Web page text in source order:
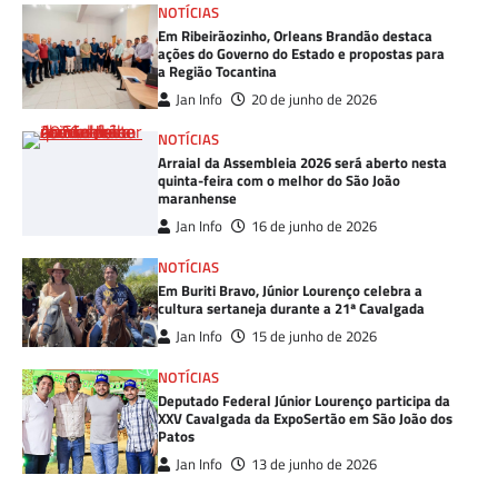
NOTÍCIAS
Em Ribeirãozinho, Orleans Brandão destaca
ações do Governo do Estado e propostas para
a Região Tocantina
Jan Info
20 de junho de 2026
NOTÍCIAS
Arraial da Assembleia 2026 será aberto nesta
quinta-feira com o melhor do São João
maranhense
Jan Info
16 de junho de 2026
NOTÍCIAS
Em Buriti Bravo, Júnior Lourenço celebra a
cultura sertaneja durante a 21ª Cavalgada
Jan Info
15 de junho de 2026
NOTÍCIAS
Deputado Federal Júnior Lourenço participa da
XXV Cavalgada da ExpoSertão em São João dos
Patos
Jan Info 13 de junho de 2026